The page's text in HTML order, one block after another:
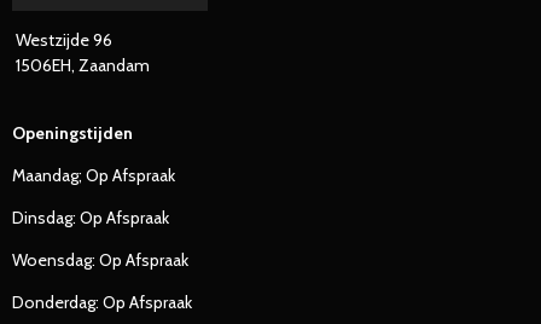
Westzijde 96
1506EH, Zaandam
Openingstijden
Maandag; Op Afspraak
Dinsdag: Op Afspraak
Woensdag: Op Afspraak
Donderdag: Op Afspraak